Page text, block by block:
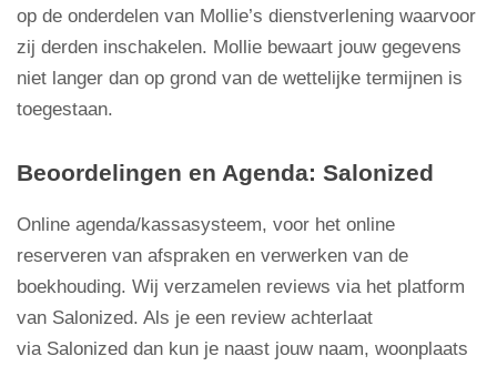
op de onderdelen van Mollie’s dienstverlening waarvoor
zij derden inschakelen. Mollie bewaart jouw gegevens
niet langer dan op grond van de wettelijke termijnen is
toegestaan.
Beoordelingen en Agenda: Salonized
Online agenda/kassasysteem, voor het online
reserveren van afspraken en verwerken van de
boekhouding. Wij verzamelen reviews via het platform
van Salonized. Als je een review achterlaat
via Salonized dan kun je naast jouw naam, woonplaats